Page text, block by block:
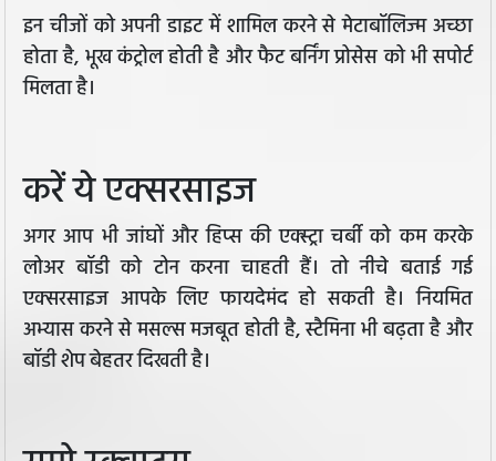
इन चीजों को अपनी डाइट में शामिल करने से मेटाबॉलिज्म अच्छा
होता है, भूख कंट्रोल होती है और फैट बर्निंग प्रोसेस को भी सपोर्ट
मिलता है।
करें ये एक्सरसाइज
अगर आप भी जांघों और हिप्स की एक्स्ट्रा चर्बी को कम करके
लोअर बॉडी को टोन करना चाहती हैं। तो नीचे बताई गई
एक्सरसाइज आपके लिए फायदेमंद हो सकती है। नियमित
अभ्यास करने से मसल्स मजबूत होती है, स्टैमिना भी बढ़ता है और
बॉडी शेप बेहतर दिखती है।